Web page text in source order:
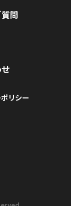
問
リシー